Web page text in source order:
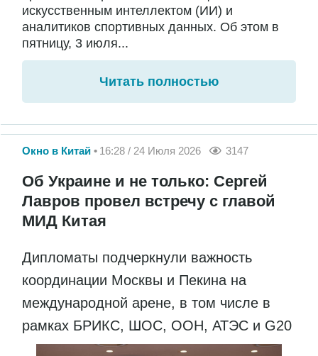
искусственным интеллектом (ИИ) и
аналитиков спортивных данных. Об этом в
пятницу, 3 июля...
Читать полностью
Окно в Китай 16:28 / 24 Июля 2026 3147
Об Украине и не только: Сергей
Лавров провел встречу с главой
МИД Китая
Дипломаты подчеркнули важность
координации Москвы и Пекина на
международной арене, в том числе в
рамках БРИКС, ШОС, ООН, АТЭС и G20